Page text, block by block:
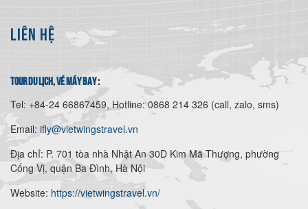
LIÊN HỆ
tour du lịch,vé máy bay:
Tel: +84-24 66867459, Hotline: 0868 214 326 (call, zalo, sms)
Email: ifly@vietwingstravel.vn
Địa chỉ: P. 701 tòa nhà Nhật An 30D Kim Mã Thượng, phường
Cống Vị, quận Ba Đình, Hà Nội
Website: https://vietwingstravel.vn/